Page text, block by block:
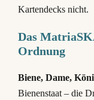
Kartendecks nicht.
Das
Ordnung
Biene, Dame,
Bienenstaat – die